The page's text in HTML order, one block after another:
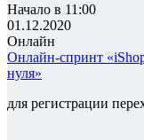
Начало в 11:00
01.12.2020
Онлайн
Онлайн-спринт
нуля»
для регистрации